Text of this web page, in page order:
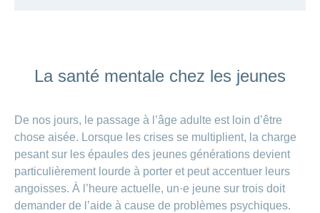
La santé mentale chez les jeunes
De nos jours, le passage à l’âge adulte est loin d’être
chose aisée. Lorsque les crises se multiplient, la charge
pesant sur les épaules des jeunes générations devient
particulièrement lourde à porter et peut accentuer leurs
angoisses. À l’heure actuelle, un·e jeune sur trois doit
demander de l’aide à cause de problèmes psychiques.